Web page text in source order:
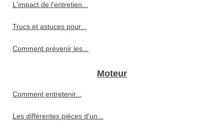
L'impact de l'entretien...
Trucs et astuces pour...
Comment prévenir les...
Moteur
Comment entretenir...
Les différentes pièces d'un...